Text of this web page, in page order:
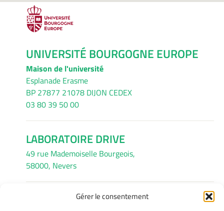
Gérer le consentement
UNIVERSITÉ BOURGOGNE EUROPE
Maison de l'université
Esplanade Erasme
BP 27877 21078 DIJON CEDEX
03 80 39 50 00
LABORATOIRE DRIVE
49 rue Mademoiselle Bourgeois,
58000, Nevers